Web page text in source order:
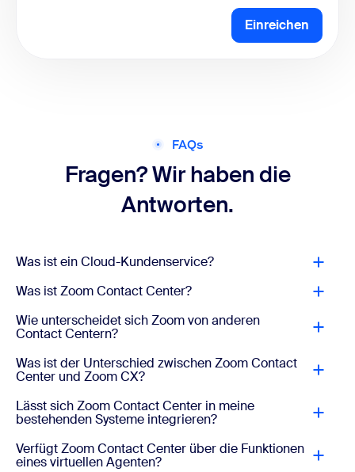
Einreichen
FAQs
Fragen? Wir haben die
Antworten.
Was ist ein Cloud-Kundenservice?
Was ist Zoom Contact Center?
Wie unterscheidet sich Zoom von anderen
Contact Centern?
Was ist der Unterschied zwischen Zoom Contact
Center und Zoom CX?
Lässt sich Zoom Contact Center in meine
bestehenden Systeme integrieren?
Verfügt Zoom Contact Center über die Funktionen
eines virtuellen Agenten?